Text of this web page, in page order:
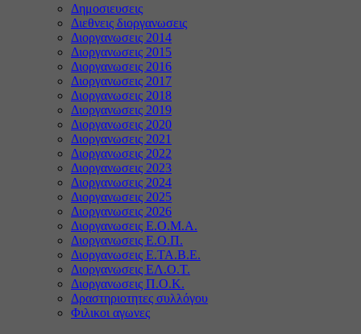
Δημοσιευσεις
Διεθνεις διοργανωσεις
Διοργανωσεις 2014
Διοργανωσεις 2015
Διοργανωσεις 2016
Διοργανωσεις 2017
Διοργανωσεις 2018
Διοργανωσεις 2019
Διοργανωσεις 2020
Διοργανωσεις 2021
Διοργανωσεις 2022
Διοργανωσεις 2023
Διοργανωσεις 2024
Διοργανωσεις 2025
Διοργανωσεις 2026
Διοργανωσεις Ε.Ο.Μ.Α.
Διοργανωσεις Ε.Ο.Π.
Διοργανωσεις Ε.ΤΑ.Β.Ε.
Διοργανωσεις ΕΛ.Ο.Τ.
Διοργανωσεις Π.Ο.Κ.
Δραστηριοτητες συλλόγου
Φιλικοι αγωνες